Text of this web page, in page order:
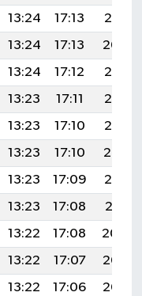
13:24 17:13
20:21
13:24 17:13
20:20
13:24 17:12
20:18
13:23 17:11
20:17
13:23 17:10
20:15
13:23 17:10
20:14
13:23 17:09
20:12
13:23 17:08
20:11
13:22 17:08
20:09
13:22 17:07
20:08
13:22 17:06 20:06